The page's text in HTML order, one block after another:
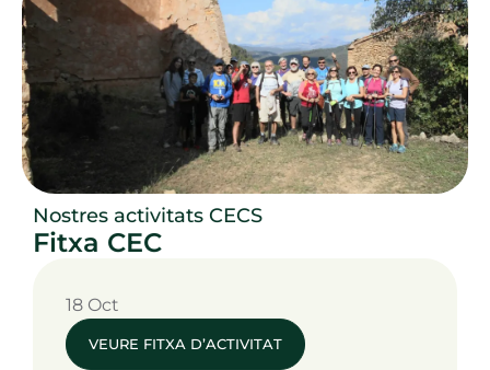
Nostres activitats CECS
Fitxa CEC
18 Oct
VEURE FITXA D’ACTIVITAT